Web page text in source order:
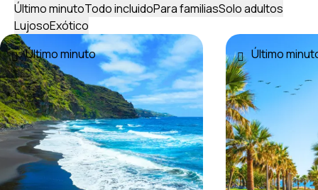
Último minutoTodo incluidoPara familiasSolo adultos
LujosoExótico
Último minuto
Último